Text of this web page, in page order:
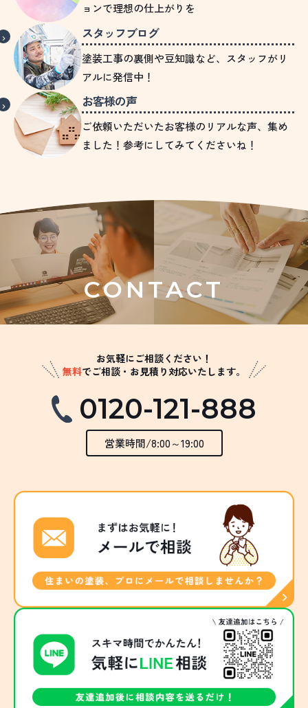
ョンで理想の仕上がりを
スタッフブログ
塗装工事の裏側や豆知識など、スタッフがリ
アルに発信中！
お客様の声
ご依頼いただいたお客様のリアルな声、集め
ました！参考にしてみてくださいね！
CONTACT
お気軽にご相談ください！
無料でご相談・お見積り対応いたします。
0120-121-888
営業時間/8:00～19:00